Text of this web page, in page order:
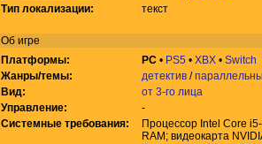
Тип локализации:
текст
Об игре
Платформы:
PC • PS5 • XBX • Switch
Жанры/темы:
детектив /
Вид:
от 3-го лица
Управление:
-
Системные требования:
Процессор Intel Core
RAM; видеокарта